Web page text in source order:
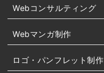
Webコンサルティング
Webマンガ制作
ロゴ・パンフレット制作